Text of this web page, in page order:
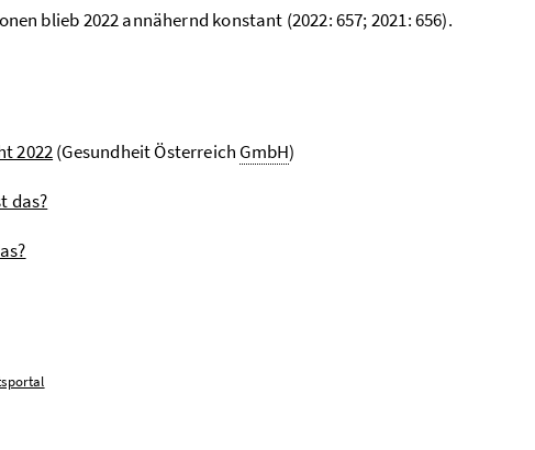
blieb 2022 annähernd konstant (2022: 657; 2021: 656).
2022(Gesundheit Österreich GmbH)
das?